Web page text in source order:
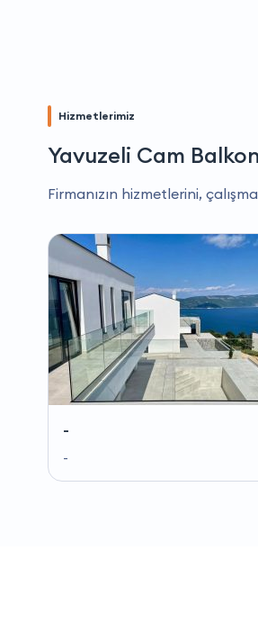
Hizmetlerimiz
Yavuzeli Cam
Firmanızın hizmetlerini,
-
-